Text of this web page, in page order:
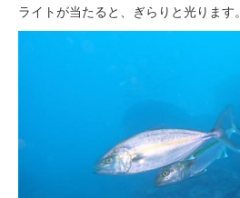
ライトが当たると、ぎらりと光ります。